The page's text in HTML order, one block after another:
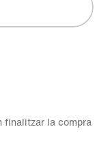
finalitzar la compra